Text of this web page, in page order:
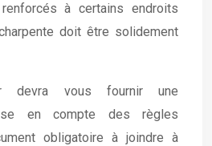
à certains endroits
doit être solidement
devra vous fournir une
en compte des règles
obligatoire à joindre à